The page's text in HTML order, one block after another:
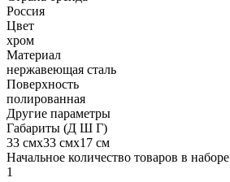
Россия
Цвет
хром
Материал
нержавеющая сталь
Поверхность
полированная
Другие параметры
Габариты (Д Ш Г)
33 смх33 смх17 см
Начальное количество товаров в наборе
1